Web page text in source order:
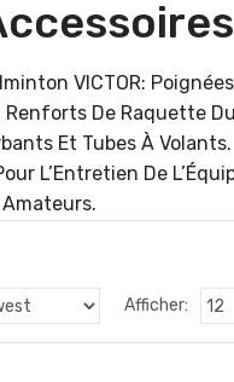
VICTOR: Poignées
De Raquette
Et Tubes À Volants.
L’Entretien De
Afficher: